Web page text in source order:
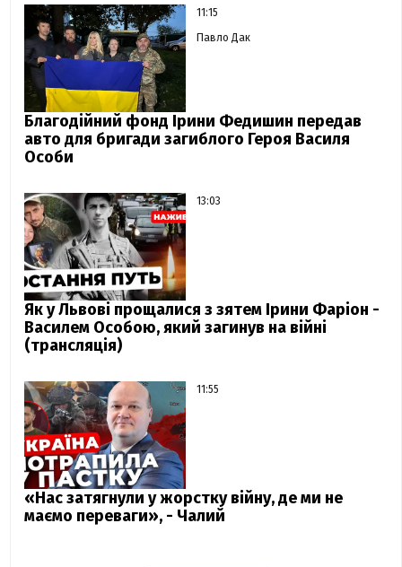
11:15
Павло Дак
Благодійний фонд Ірини Федишин передав
авто для бригади загиблого Героя Василя
Особи
13:03
Як у Львові прощалися з зятем Ірини Фаріон -
Василем Особою, який загинув на війні
(трансляція)
11:55
«Нас затягнули у жорстку війну, де ми не
маємо переваги», - Чалий